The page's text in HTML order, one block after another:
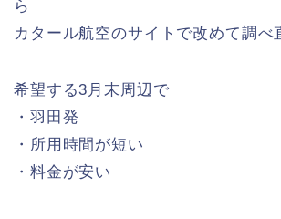
ら
カタール航空のサイトで改めて調べ
希望する3月末周辺で
・羽田発
・所用時間が短い
・料金が安い